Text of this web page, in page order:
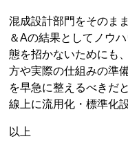
混成設計部門をそのま
＆Aの結果としてノウ
態を招かないためにも
方や実際の仕組みの準
を早急に整えるべきだ
線上に流用化・標準化
以上